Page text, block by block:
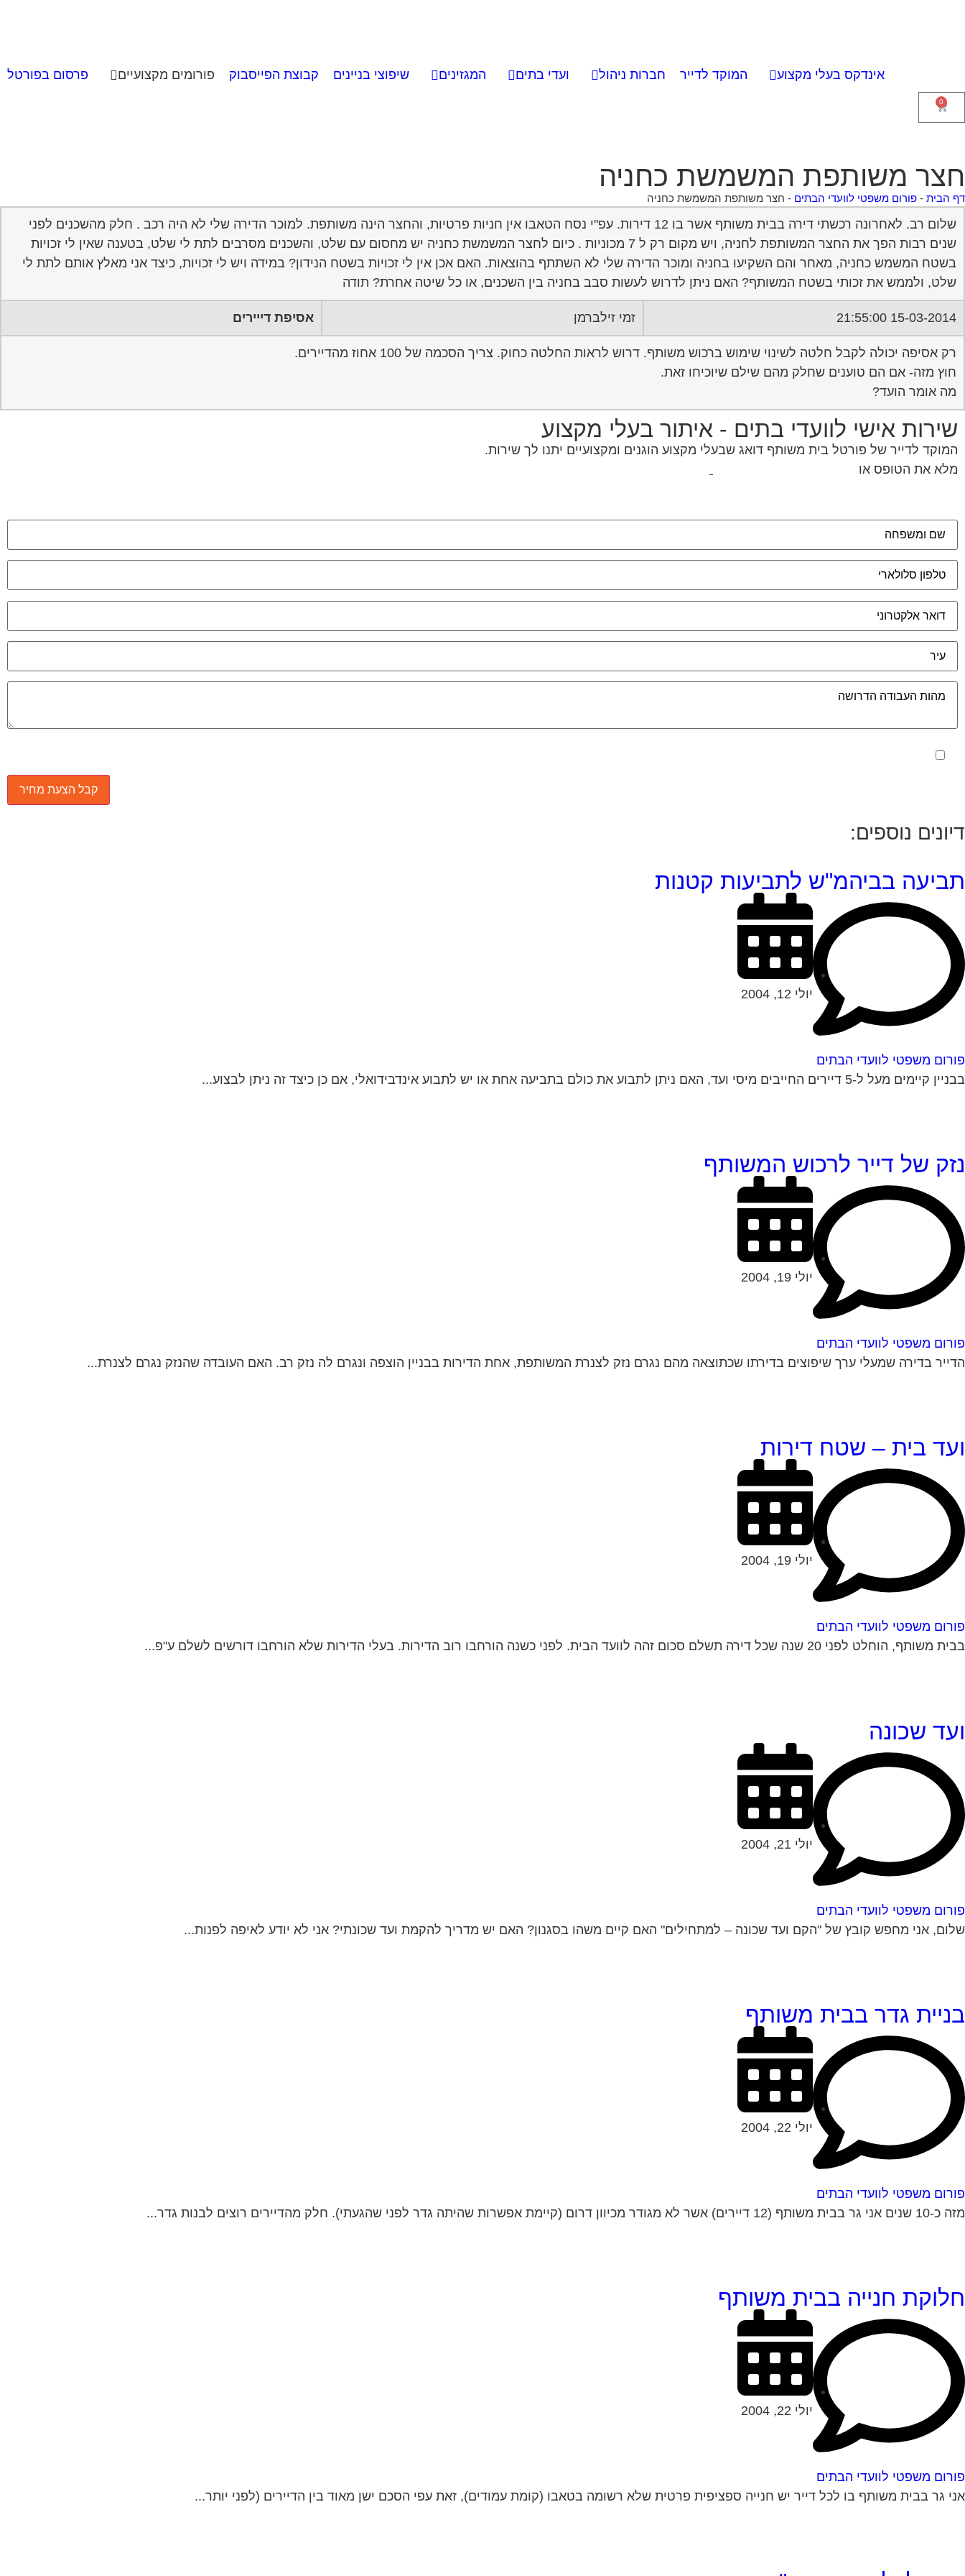
אינדקס בעלי מקצוע המוקד לדייר חברות ניהול ועדי בתים המגזינים שיפוצי בניינים קבוצת הפייסבוק פורומים מקצועיים פרסום בפורטל
0
חצר משותפת המשמשת כחניה
דף הבית - פורום משפטי לוועדי הבתים - חצר משותפת המשמשת כחניה
שלום רב. לאחרונה רכשתי דירה בבית משותף אשר בו 12 דירות. עפ"י נסח הטאבו אין חניות פרטיות, והחצר הינה משותפת. למוכר הדירה שלי לא היה רכב . חלק מהשכנים לפני
שנים רבות הפך את החצר המשותפת לחניה, ויש מקום רק ל 7 מכוניות . כיום לחצר המשמשת כחניה יש מחסום עם שלט, והשכנים מסרבים לתת לי שלט, בטענה שאין לי זכויות
בשטח המשמש כחניה, מאחר והם השקיעו בחניה ומוכר הדירה שלי לא השתתף בהוצאות. האם אכן אין לי זכויות בשטח הנידון? במידה ויש לי זכויות, כיצד אני מאלץ אותם לתת לי
שלט, ולממש את זכותי בשטח המשותף? האם ניתן לדרוש לעשות סבב בחניה בין השכנים, או כל שיטה אחרת? תודה
15-03-2014 21:55:00 זמי זילברמן אסיפת דייירים
רק אסיפה יכולה לקבל חלטה לשינוי שימוש ברכוש משותף. דרוש לראות החלטה כחוק. צריך הסכמה של 100 אחוז מהדיירים.
חוץ מזה- אם הם טוענים שחלק מהם שילם שיוכיחו זאת.
מה אומר הועד?
שירות אישי לוועדי בתים - איתור בעלי מקצוע
המוקד לדייר של פורטל בית משותף דואג שבעלי מקצוע הוגנים ומקצועיים יתנו לך שירות.
מלא את הטופס או
דיונים נוספים:
תביעה בביהמ"ש לתביעות קטנות
פורום משפטי לוועדי הבתים
יולי 12, 2004
בבניין קיימים מעל ל-5 דיירים החייבים מיסי ועד, האם ניתן לתבוע את כולם בתביעה אחת או יש לתבוע אינדבידואלי, אם כן כיצד זה ניתן לבצוע...
נזק של דייר לרכוש המשותף
פורום משפטי לוועדי הבתים
יולי 19, 2004
הדייר בדירה שמעלי ערך שיפוצים בדירתו שכתוצאה מהם נגרם נזק לצנרת המשותפת, אחת הדירות בבניין הוצפה ונגרם לה נזק רב. האם העובדה שהנזק נגרם לצנרת...
ועד בית – שטח דירות
פורום משפטי לוועדי הבתים
יולי 19, 2004
בבית משותף, הוחלט לפני 20 שנה שכל דירה תשלם סכום זהה לוועד הבית. לפני כשנה הורחבו רוב הדירות. בעלי הדירות שלא הורחבו דורשים לשלם ע"פ...
ועד שכונה
פורום משפטי לוועדי הבתים
יולי 21, 2004
שלום, אני מחפש קובץ של "הקם ועד שכונה – למתחילים" האם קיים משהו בסגנון? האם יש מדריך להקמת ועד שכונתי? אני לא יודע לאיפה לפנות...
בניית גדר בבית משותף
פורום משפטי לוועדי הבתים
יולי 22, 2004
מזה כ-10 שנים אני גר בבית משותף (12 דיירים) אשר לא מגודר מכיוון דרום (קיימת אפשרות שהיתה גדר לפני שהגעתי). חלק מהדיירים רוצים לבנות גדר...
חלוקת חנייה בבית משותף
פורום משפטי לוועדי הבתים
יולי 22, 2004
אני גר בבית משותף בו לכל דייר יש חנייה ספציפית פרטית שלא רשומה בטאבו (קומת עמודים), זאת עפי הסכם ישן מאוד בין הדיירים (לפני יותר...